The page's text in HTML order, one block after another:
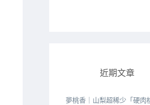
近期文章
夢桃香｜山梨超稀少「硬肉